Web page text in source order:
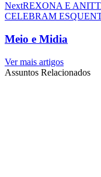
NextREXONA E
CELEBRAM
Meio e Midia
Ver mais artigos
Assuntos Relacionados